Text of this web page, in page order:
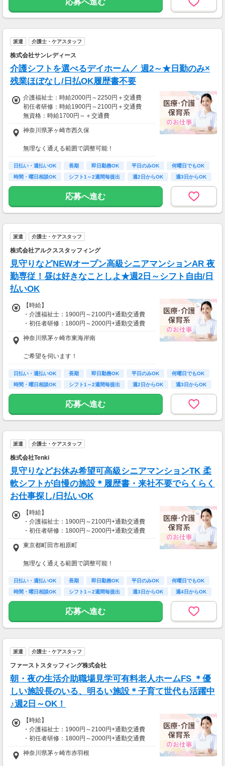
月収例：時給2100円、1日8h、22日勤務=36万
9,600円
※規定有、ご希望の際はご相談ください！
派遣 介護士・ケアスタッフ
株式会社サンレディース
介護シフトを選べるデイホーム／ 週2～★日勤のみ×
残業ほぼなし/日払OK履歴書不要
介護福祉士：時給2000円～2250円＋交通費
初任者研修：時給1900円～2100円＋交通費
無資格：時給1700円～＋交通費
資格・経験・募集状況により異なります。
勤手当あり
月収例：時給2100円、1日8h、22日勤務=36万
9,600円
神奈川県茅ヶ崎市西久保
無理なく通える範囲で調整可能！
※受動喫煙対策有（屋内禁煙）
【アクセス】
ライフスタイルに合わせて通勤方法を選べる＊
マイカー・バイク・自転車での通勤も可能◎
※規定有、ご希望の際はご相談ください！
日払い・週払いOK 長期 即日勤務OK 平日のみOK
何曜日でもOK
時間・曜日相談OK
シフト1～2週間毎提出 週2日からOK 週3日からOK
応募へ進む
派遣 介護士・ケアスタッフ
株式会社アルクススタッフィング
見守りなどNEWオープン高級シニアマンションAR 夜
勤専従！昼は好きなことしよ★週2日～シフト自由/日
払いOK
【時給】
・介護福祉士：1900円～2100円+通勤交通費
・初任者研修：1800円～2000円+通勤交通費
・無資格：1500円～+通勤交通費
*＊嬉しい日払いOK*
研修期間も給与変動なし！
【月収例】
しっかり働く！週5フルタイムの場合
時給1800円×1日8時間×月22日＝31万6,800円
時給2100円×1日8時間×月22日＝36万9,600円
仕事以外の時間も確保＊週3日勤務の場合
時給1800円×1日8時間×月12日＝17万2,800円
時給2100円×1日8時間×月12日＝20万1,600円
※別途深夜手当有
神奈川県茅ヶ崎市東海岸南
ご希望を伺います！
※受動喫煙対策有（屋内禁煙）
車・バイク・自転車での通勤もOK
日払い・週払いOK 長期 即日勤務OK 平日のみOK
何曜日でもOK
時間・曜日相談OK
シフト1～2週間毎提出 週2日からOK 週3日からOK
応募へ進む
派遣 介護士・ケアスタッフ
株式会社Tenki
見守りなどお休み希望可高級シニアマンションTK 柔
軟シフトが自慢の施設＊履歴書・来社不要でらくらく
お仕事探し/日払いOK
【時給】
・介護福祉士：1900円～2100円+通勤交通費
・初任者研修：1800円～2000円+通勤交通費
・無資格：1500円～+通勤交通費
*＊嬉しい日払いOK*
研修期間も給与変動なし！
【月収例】
しっかり働く！週5フルタイムの場合
時給1800円×1日8時間×月22日＝31万6,800円
時給2100円×1日8時間×月22日＝36万9,600円
仕事以外の時間も確保＊週3日勤務の場合
時給1800円×1日8時間×月12日＝17万2,800円
時給2100円×1日8時間×月12日＝20万1,600円
※上記は日勤例
東京都町田市相原町
無理なく通える範囲で調整可能！
※受動喫煙対策有（屋内禁煙）
【アクセス】
ライフスタイルに合わせて通勤方法を選べる＊
マイカー・バイク・自転車での通勤も可能◎
※規定有、ご希望の際はご相談ください！
日払い・週払いOK 長期 即日勤務OK 平日のみOK
何曜日でもOK
時間・曜日相談OK
シフト1～2週間毎提出 週3日からOK 週4日からOK
応募へ進む
派遣 介護士・ケアスタッフ
ファーストスタッフィング株式会社
朝・夜の生活介助職場見学可有料老人ホームFS ＊優
しい施設長のいる、明るい施設＊子育て世代も活躍中
♪週2日～OK！
【時給】
・介護福祉士：1900円～2100円+通勤交通費
・初任者研修：1800円～2000円+通勤交通費
・無資格：1500円～+通勤交通費
神奈川県茅ヶ崎市赤羽根